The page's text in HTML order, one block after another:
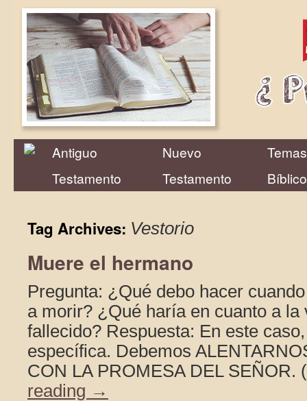
Antiguo
Testamento
Nuevo
Testamento
Temas
Tag Archives: Vestorio
Muere el hermano
Pregunta: ¿Qué debo hacer
a morir? ¿Qué haría en cuanto a la
fallecido? Respuesta: En este
específica. Debemos
CON LA PROMESA DEL
reading →